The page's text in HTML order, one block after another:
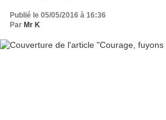
Publié le 05/05/2016 à 16:36
Par Mr K